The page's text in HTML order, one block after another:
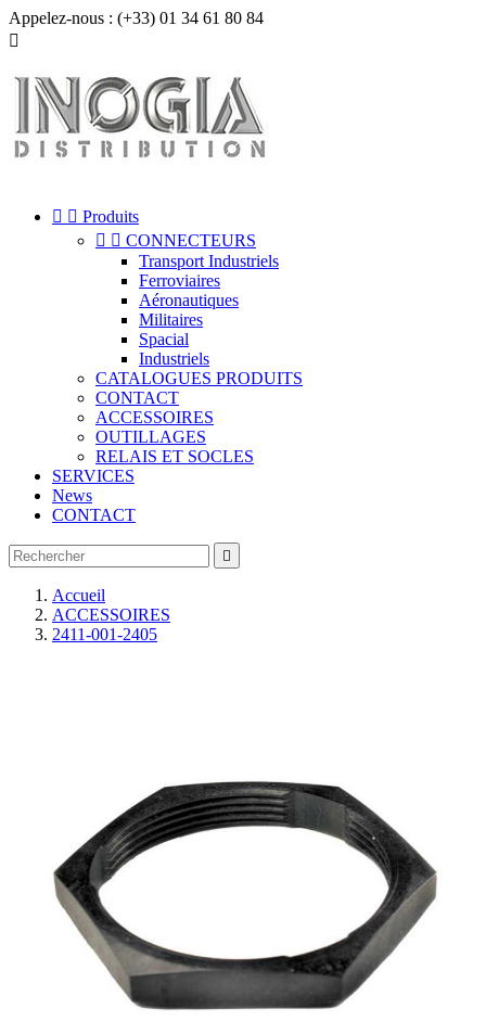
Appelez-nous : (+33) 01 34 61 80 84

  Produits
  CONNECTEURS
Transport Industriels
Ferroviaires
Aéronautiques
Militaires
Spacial
Industriels
CATALOGUES PRODUITS
CONTACT
ACCESSOIRES
OUTILLAGES
RELAIS ET SOCLES
SERVICES
News
CONTACT

Accueil
ACCESSOIRES
2411-001-2405